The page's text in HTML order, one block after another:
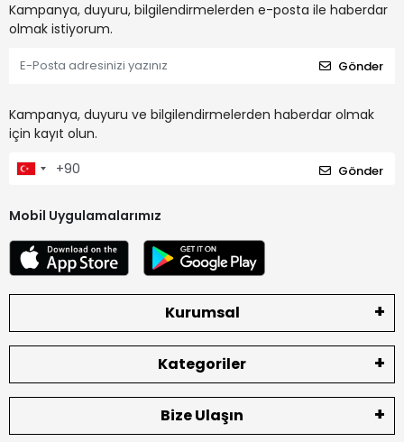
Kampanya, duyuru, bilgilendirmelerden e-posta ile haberdar
olmak istiyorum.
Gönder
Kampanya, duyuru ve bilgilendirmelerden haberdar olmak
için kayıt olun.
Gönder
Mobil Uygulamalarımız
Kurumsal
Kategoriler
Bize Ulaşın